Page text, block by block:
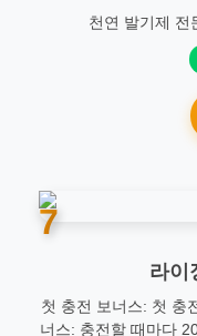
천연 발기제 전
7
라이
첫 충전 보너스: 첫 충
너스: 충전할 때마다